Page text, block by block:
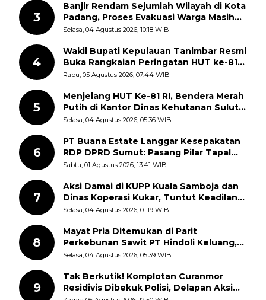
3
Banjir Rendam Sejumlah Wilayah di Kota
Padang, Proses Evakuasi Warga Masih
Berlangsung
Selasa, 04 Agustus 2026, 10:18 WIB
4
Wakil Bupati Kepulauan Tanimbar Resmi
Buka Rangkaian Peringatan HUT ke-81
Kemerdekaan RI, ASN Diajak Perkuat
Rabu, 05 Agustus 2026, 07:44 WIB
5
Menjelang HUT Ke-81 RI, Bendera Merah
Putih di Kantor Dinas Kehutanan Sulut
Disorot Warga
Selasa, 04 Agustus 2026, 05:36 WIB
6
PT Buana Estate Langgar Kesepakatan
RDP DPRD Sumut: Pasang Pilar Tapal
Batas Sepihak Tanpa Libatkan
Sabtu, 01 Agustus 2026, 13:41 WIB
7
Aksi Damai di KUPP Kuala Samboja dan
Dinas Koperasi Kukar, Tuntut Keadilan
dan Kesempatan Kerja yang Adil
Selasa, 04 Agustus 2026, 01:19 WIB
8
Mayat Pria Ditemukan di Parit
Perkebunan Sawit PT Hindoli Keluang,
Polisi Selidiki Penyebab Kematian
Selasa, 04 Agustus 2026, 05:39 WIB
9
Tak Berkutik! Komplotan Curanmor
Residivis Dibekuk Polisi, Delapan Aksi